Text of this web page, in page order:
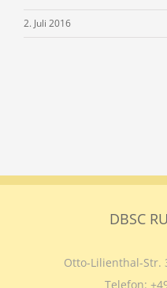
2. Juli 2016
DBSC
Otto-Lilienthal-Str.
Telefon: